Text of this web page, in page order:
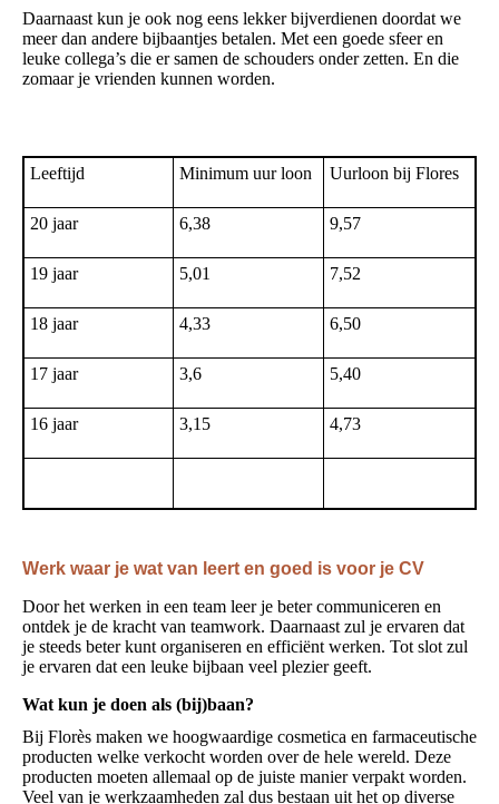
Daarnaast kun je ook nog eens lekker bijverdienen doordat we
meer dan andere bijbaantjes betalen. Met een goede sfeer en
leuke collega’s die er samen de schouders onder zetten. En die
zomaar je vrienden kunnen worden.
Leeftijd Minimum uur loon Uurloon bij Flores
20 jaar 6,38 9,57
19 jaar 5,01 7,52
18 jaar 4,33 6,50
17 jaar 3,6 5,40
16 jaar 3,15 4,73
Werk waar je wat van leert en goed is voor je CV
Door het werken in een team leer je beter communiceren en
ontdek je de kracht van teamwork. Daarnaast zul je ervaren dat
je steeds beter kunt organiseren en efficiënt werken. Tot slot zul
je ervaren dat een leuke bijbaan veel plezier geeft.
Wat kun je doen als (bij)baan?
Bij Florѐs maken we hoogwaardige cosmetica en farmaceutische
producten welke verkocht worden over de hele wereld. Deze
producten moeten allemaal op de juiste manier verpakt worden.
Veel van je werkzaamheden zal dus bestaan uit het op diverse